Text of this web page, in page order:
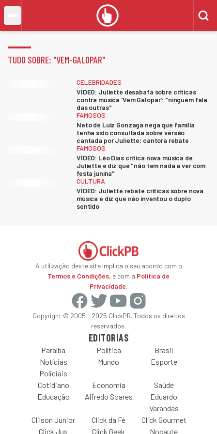
TUDO SOBRE: "VEM-GALOPAR"
CELEBRIDADES
VÍDEO: Juliette desabafa sobre críticas
contra música 'Vem Galopar': "ninguém fala
das outras"
FAMOSOS
Neto de Luiz Gonzaga nega que família
tenha sido consultada sobre versão
cantada por Juliette; cantora rebate
FAMOSOS
VÍDEO: Léo Dias critica nova música de
Juliette e diz que "não tem nada a ver com
festa junina"
CULTURA
VÍDEO: Juliette rebate críticas sobre nova
música e diz que não inventou o duplo
sentido
A utilização deste site implica o seu acordo com o
Termos e Condições, e com a Política de
Privacidade.
Copyright © 2005 - 2025 ClickPB. Todos os direitos
reservados.
EDITORIAS
Paraíba Política
Brasil
Notícias
Policiais
Mundo Esporte
Cotidiano Economia
Saúde
Educação
Alfredo Soares
Eduardo
Varandas
Clilson Júnior
Click da Fé
Click Gourmet
Click Jus
Click Geek Nocaute